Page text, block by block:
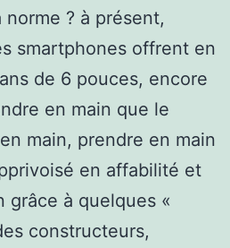
? à présent,
smartphones offrent en
de 6 pouces, encore
en main que le
main, prendre en main
en affabilité et
grâce à quelques «
constructeurs,